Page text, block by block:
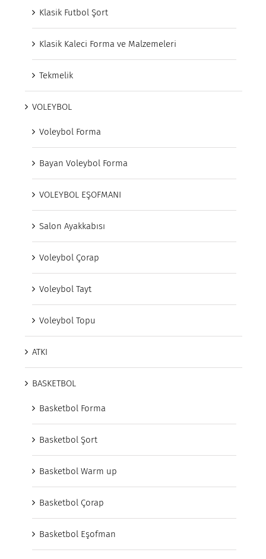
Klasik Futbol Şort
Klasik Kaleci Forma ve Malzemeleri
Tekmelik
VOLEYBOL
Voleybol Forma
Bayan Voleybol Forma
VOLEYBOL EŞOFMANI
Salon Ayakkabısı
Voleybol Çorap
Voleybol Tayt
Voleybol Topu
ATKI
BASKETBOL
Basketbol Forma
Basketbol Şort
Basketbol Warm up
Basketbol Çorap
Basketbol Eşofman